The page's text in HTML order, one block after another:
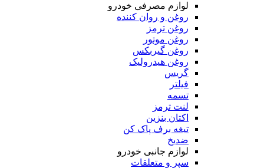
لوازم مصرفی خودرو
روغن و روان کننده
روغن ترمز
روغن موتور
روغن گیربکس
روغن هیدرولیک
گریس
فیلتر
تسمه
لنت ترمز
اکتان بنزین
تیغه برف پاک کن
ضدیخ
لوازم جانبی خودرو
سپر و متعلقات